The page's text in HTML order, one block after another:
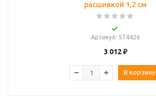
расшивкой 1,2 см
Артикул: 574426
3 012₽
В корзину